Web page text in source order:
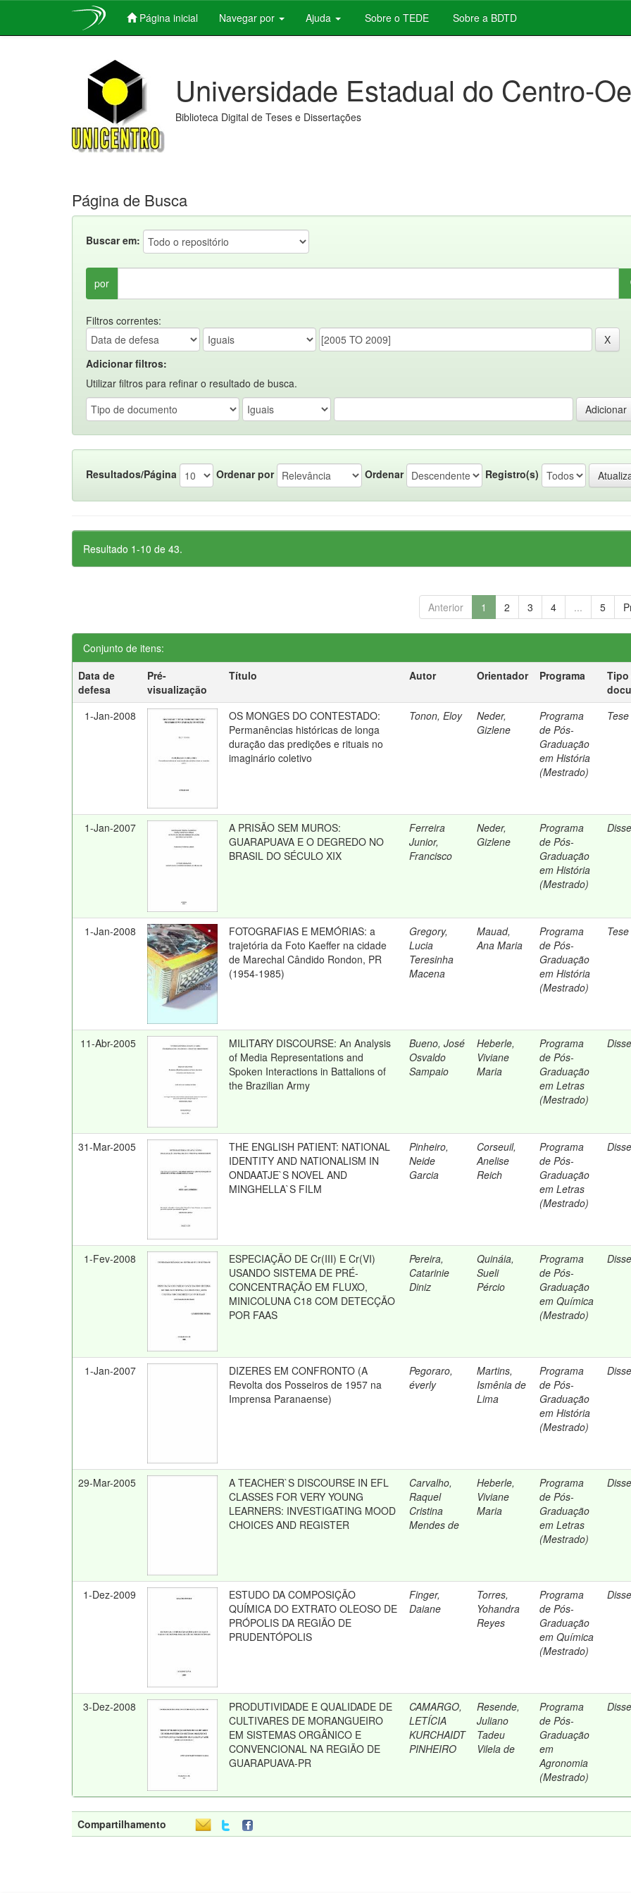
Página inicial Navegar por Ajuda Sobre o TEDE Sobre a BDTD
Universidade Estadual do Centro-
Biblioteca Digital de Teses e Dissertações
Página de Busca
Buscar em:
por
Filtros correntes:
Adicionar filtros:
Utilizar filtros para refinar o resultado de busca.
Resultados/Página Ordenar por Ordenar Registro(s)
Resultado 1-10 de 43.
Anterior 1 2 3 4 ... 5
Conjunto de itens:
Data de
defesa
Pré-
visualização
Título Autor Orientador Programa
Tipo
1-Jan-2008
OS MONGES DO CONTESTADO:
Permanências históricas de longa
duração das predições e rituais no
imaginário coletivo
Tonon, Eloy
Neder,
Gizlene
Programa
de Pós-
Graduação
em História
(Mestrado)
Tese
1-Jan-2007
A PRISÃO SEM MUROS:
GUARAPUAVA E O DEGREDO NO
BRASIL DO SÉCULO XIX
Ferreira
Junior,
Francisco
Neder,
Gizlene
Programa
de Pós-
Graduação
em História
(Mestrado)
1-Jan-2008
FOTOGRAFIAS E MEMÓRIAS: a
trajetória da Foto Kaeffer na cidade
de Marechal Cândido Rondon, PR
(1954-1985)
Gregory,
Lucia
Teresinha
Macena
Mauad,
Ana Maria
Programa
de Pós-
Graduação
em História
(Mestrado)
Tese
11-Abr-2005
MILITARY DISCOURSE: An Analysis
of Media Representations and
Spoken Interactions in Battalions of
the Brazilian Army
Bueno, José
Osvaldo
Sampaio
Heberle,
Viviane
Maria
Programa
de Pós-
Graduação
em Letras
(Mestrado)
31-Mar-2005
THE ENGLISH PATIENT: NATIONAL
IDENTITY AND NATIONALISM IN
ONDAATJE`S NOVEL AND
MINGHELLA`S FILM
Pinheiro,
Neide
Garcia
Corseuil,
Anelise
Reich
Programa
de Pós-
Graduação
em Letras
(Mestrado)
1-Fev-2008
ESPECIAÇÃO DE Cr(III) E Cr(VI)
USANDO SISTEMA DE PRÉ-
CONCENTRAÇÃO EM FLUXO,
MINICOLUNA C18 COM DETECÇÃO
POR FAAS
Pereira,
Catarinie
Diniz
Quináia,
Sueli
Pércio
Programa
de Pós-
Graduação
em Química
(Mestrado)
1-Jan-2007
DIZERES EM CONFRONTO (A
Revolta dos Posseiros de 1957 na
Imprensa Paranaense)
Pegoraro,
éverly
Martins,
Ismênia de
Lima
Programa
de Pós-
Graduação
em História
(Mestrado)
29-Mar-2005
A TEACHER`S DISCOURSE IN EFL
CLASSES FOR VERY YOUNG
LEARNERS: INVESTIGATING MOOD
CHOICES AND REGISTER
Carvalho,
Raquel
Cristina
Mendes de
Heberle,
Viviane
Maria
Programa
de Pós-
Graduação
em Letras
(Mestrado)
1-Dez-2009
ESTUDO DA COMPOSIÇÃO
QUÍMICA DO EXTRATO OLEOSO DE
PRÓPOLIS DA REGIÃO DE
PRUDENTÓPOLIS
Finger,
Daiane
Torres,
Yohandra
Reyes
Programa
de Pós-
Graduação
em Química
(Mestrado)
3-Dez-2008
PRODUTIVIDADE E QUALIDADE DE
CULTIVARES DE MORANGUEIRO
EM SISTEMAS ORGÂNICO E
CONVENCIONAL NA REGIÃO DE
GUARAPUAVA-PR
CAMARGO,
LETÍCIA
KURCHAIDT
PINHEIRO
Resende,
Juliano
Tadeu
Vilela de
Programa
de Pós-
Graduação
em
Agronomia
(Mestrado)
Compartilhamento